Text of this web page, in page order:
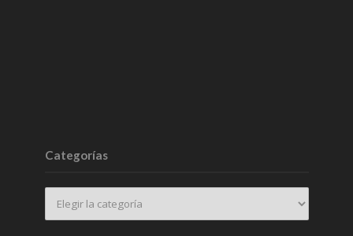
Categorías